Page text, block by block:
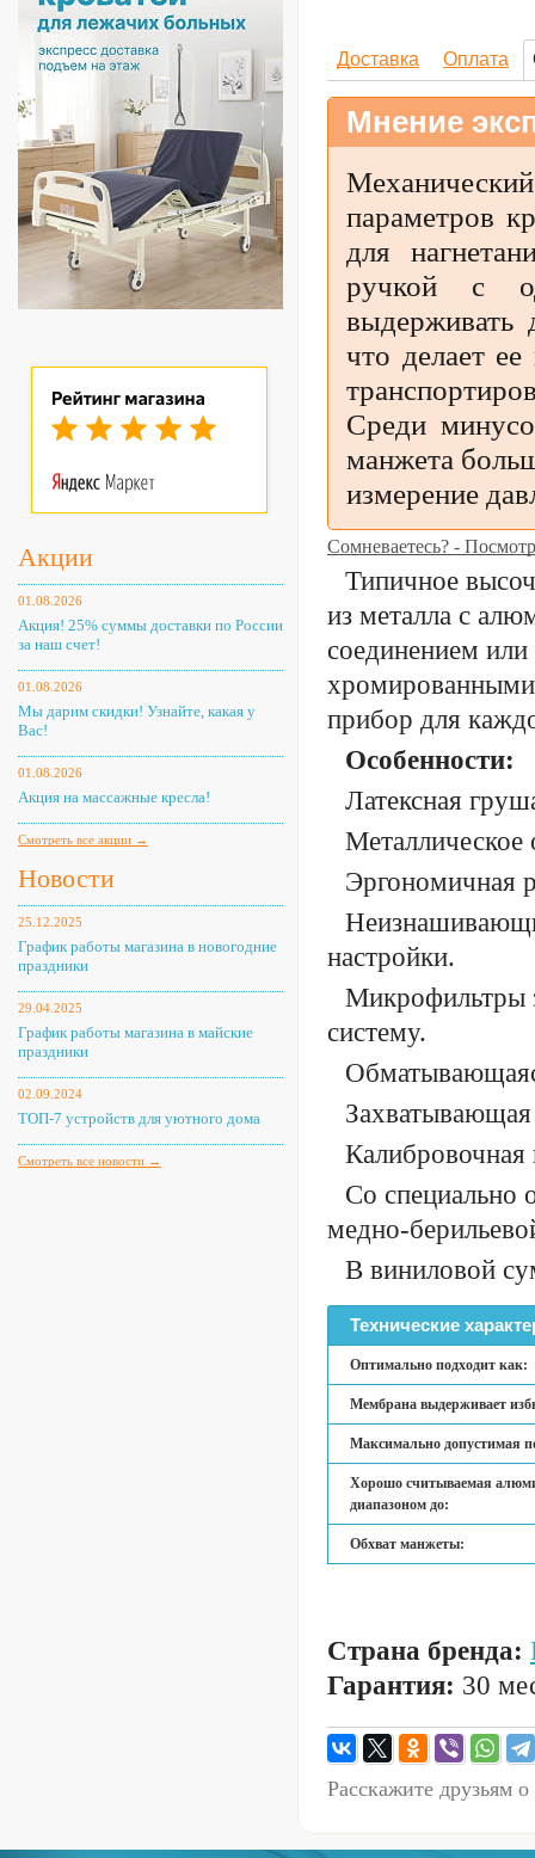
Акции
01.08.2026
Акция! 25% суммы доставки по России
за наш счет!
01.08.2026
Мы дарим скидки! Узнайте, какая у
Вас!
01.08.2026
Акция на массажные кресла!
Смотреть все акции →
Новости
25.12.2025
График работы магазина в новогодние
праздники
29.04.2025
График работы магазина в майские
праздники
02.09.2024
ТОП-7 устройств для уютного дома
Смотреть все новости →
Доставка Оплата
Мнение
параметров
для
ручкой с
выдерживать
что делает
Среди
манжета
измерение
Сомневаетесь? -
Типичное
из металла с
соединением
прибор для
Особенности:
Латексная
Металлическое
Эргономичная
настройки.
Микрофильтры
систему.
Калибровочная
Со специально
медно-
В виниловой
Технические
Оптимально подходит как:
Мембрана выдерживает
Максимально допустимая
Хорошо считываемая
диапазоном до:
Обхват манжеты:
Страна бренда:
Гарантия: 30
Расскажите друзьям